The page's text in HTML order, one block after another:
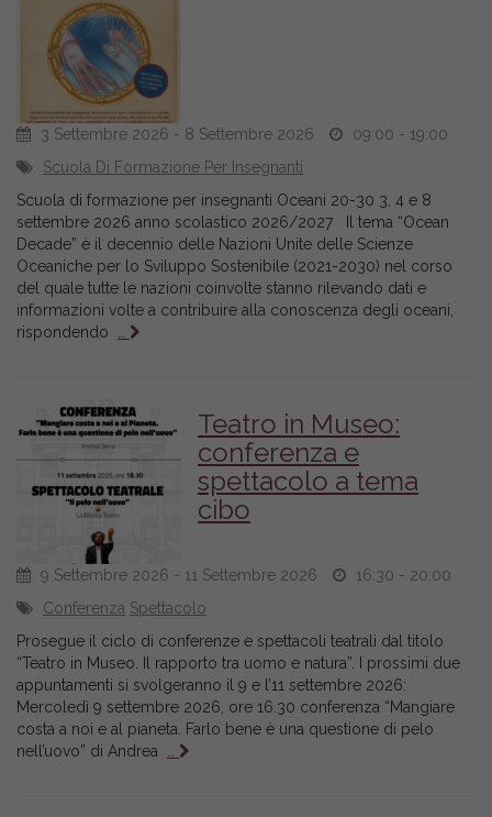
3 Settembre 2026 - 8 Settembre 2026
09:00 - 19:00
Scuola Di Formazione Per Insegnanti
Scuola di formazione per insegnanti Oceani 20-30 3, 4 e 8
settembre 2026 anno scolastico 2026/2027 Il tema “Ocean
Decade” è il decennio delle Nazioni Unite delle Scienze
Oceaniche per lo Sviluppo Sostenibile (2021-2030) nel corso
del quale tutte le nazioni coinvolte stanno rilevando dati e
informazioni volte a contribuire alla conoscenza degli oceani,
rispondendo
Teatro in Museo:
conferenza e
spettacolo a tema
cibo
9 Settembre 2026 - 11 Settembre 2026
16:30 - 20:00
Conferenza Spettacolo
Prosegue il ciclo di conferenze e spettacoli teatrali dal titolo
“Teatro in Museo. Il rapporto tra uomo e natura”. I prossimi due
appuntamenti si svolgeranno il 9 e l’11 settembre 2026:
Mercoledì 9 settembre 2026, ore 16.30 conferenza “Mangiare
costa a noi e al pianeta. Farlo bene è una questione di pelo
nell’uovo” di Andrea